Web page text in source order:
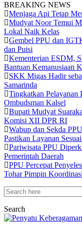
BREAKING NEWS
Menjaga Api Tetap
Mudyat Noor Temui
Lokal Naik Kelas
Gembel PPU dan
dan Puisi
Kementerian ESDM,
Bantuan Kemanusiaan
SKK Migas Hadir
Samarinda
Tingkatkan Pelayanan
Ombudsman Kalsel
Bupati Mudyat
Komisi XII DPR RI
Wabup dan Sekda
Pastikan Layanan
Pariwisata PPU
Pemerintah Daerah
PPU Percepat
Tohar Pimpin Koordinasi
Search